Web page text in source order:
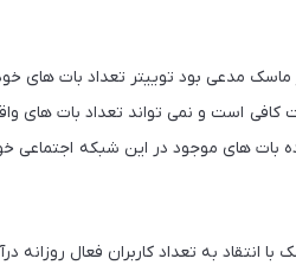
ماسک مدعی بود توییتر تعداد بات های
است و نمی تواند تعداد بات های
بات های موجود در این شبکه اجتماعی
با انتقاد به تعداد کاربران فعال روزانه